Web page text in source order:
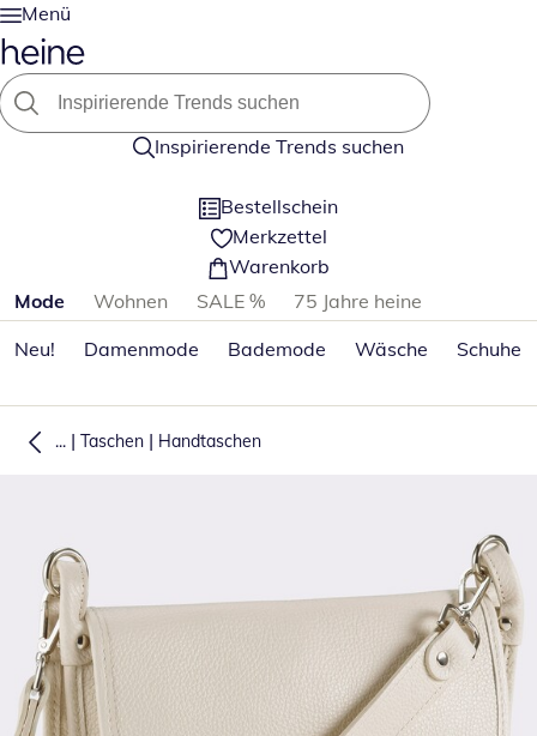
Menü
Inspirierende Trends suchen
Bestellschein
Merkzettel
Warenkorb
Produktkategorien überspringen
Mode Wohnen SALE %
75 Jahre heine
Neu!
Damenmode Bademode Wäsche Schuhe
... | Taschen | Handtaschen